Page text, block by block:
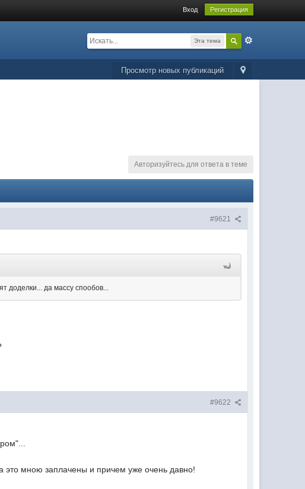
Вход Регистрация
Эта тема
Просмотр новых публикаций
Авторизуйтесь для ответа в теме
#9621
доделки... да массу спообов...
#9622
это мною заплачены и причем уже очень давно!